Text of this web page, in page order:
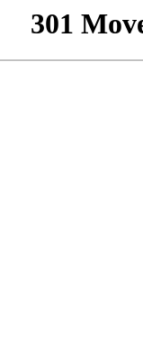
301